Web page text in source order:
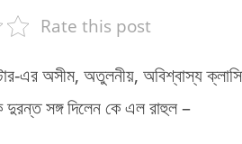
Rate this post
এর অসীম, অতুলনীয়, অবিশ্বাস্য
দুরন্ত সঙ্গ দিলেন কে এল রাহুল –